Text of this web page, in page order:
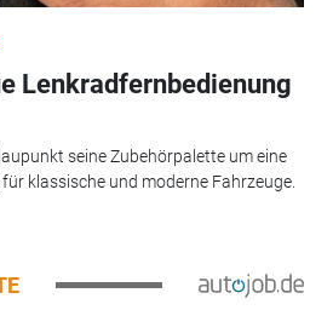
Lenkradfernbedienung
seine Zubehörpalette um eine
klassische und moderne Fahrzeuge.